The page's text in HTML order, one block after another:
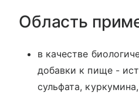
Область
в качестве
добавки к пище -
сульфата,